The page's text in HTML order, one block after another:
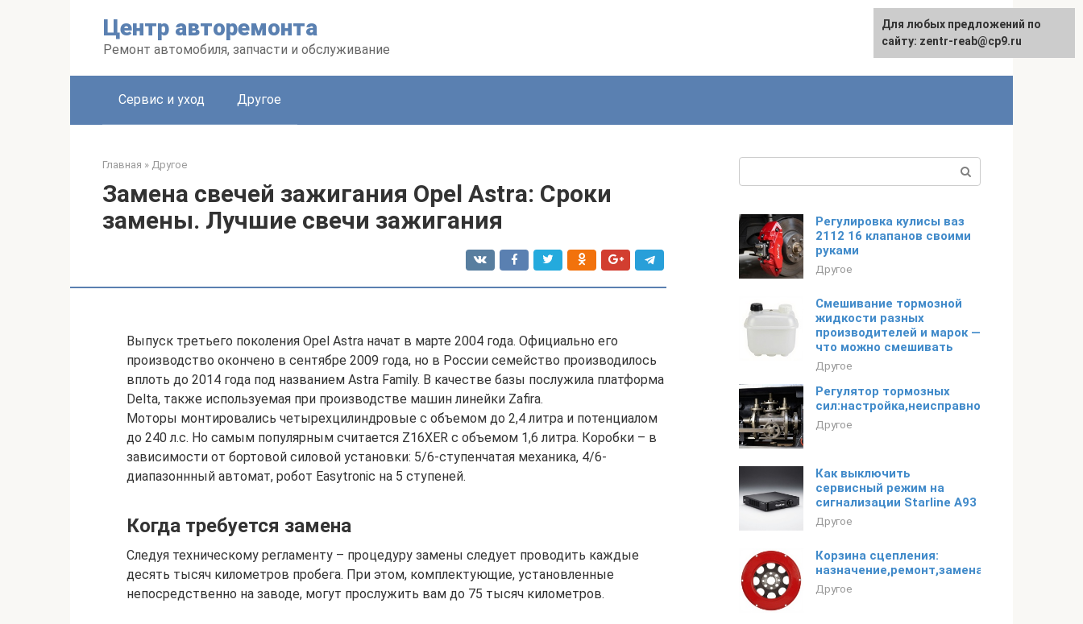
Центр авторемонта
Ремонт автомобиля, запчасти и обслуживание
Сервис и уход Другое
Главная » Другое
Замена свечей зажигания Opel Astra: Сроки
замены. Лучшие свечи зажигания
Выпуск третьего поколения Opel Astra начат в марте 2004 года. Официально его
производство окончено в сентябре 2009 года, но в России семейство производилось
вплоть до 2014 года под названием Astra Family. В качестве базы послужила платформа
Delta, также используемая при производстве машин линейки Zafira.
Моторы монтировались четырехцилиндровые с объемом до 2,4 литра и потенциалом
до 240 л.с. Но самым популярным считается Z16XER с объемом 1,6 литра. Коробки – в
зависимости от бортовой силовой установки: 5/6-ступенчатая механика, 4/6-
диапазоннный автомат, робот Easytronic на 5 ступеней.
Когда требуется замена
Следуя техническому регламенту – процедуру замены следует проводить каждые
десять тысяч километров пробега. При этом, комплектующие, установленные
непосредственно на заводе, могут прослужить вам до 75 тысяч километров.
Регулировка кулисы ваз
2112 16 клапанов своими
руками
Другое
Смешивание тормозной
жидкости разных
производителей и марок —
что можно смешивать
Другое
Регулятор тормозных
Другое
Как выключить
сервисный режим на
сигнализации Starline A93
Другое
Корзина сцепления:
Другое
Для любых предложений по
сайту: zentr-reab@cp9.ru